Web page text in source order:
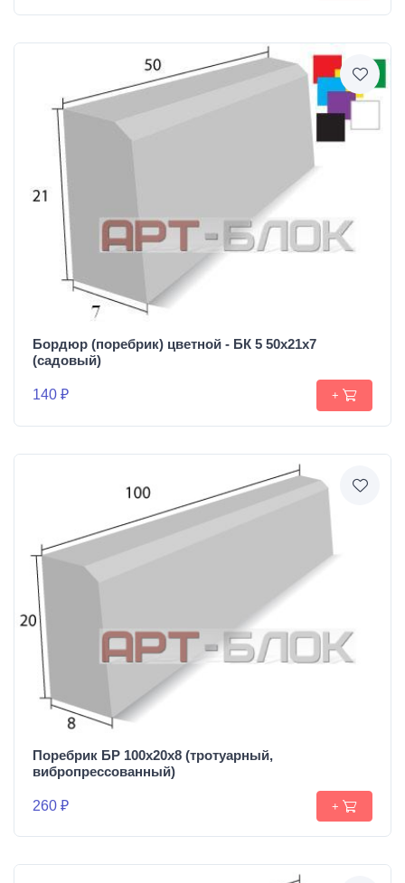
Бордюр (поребрик) цветной - БК 5 50х21х7
(садовый)
140 ₽ +
Поребрик БР 100х20х8 (тротуарный,
вибропрессованный)
260 ₽ +